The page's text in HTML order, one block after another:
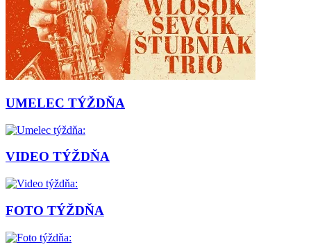
UMELEC TÝŽDŇA
VIDEO TÝŽDŇA
FOTO TÝŽDŇA